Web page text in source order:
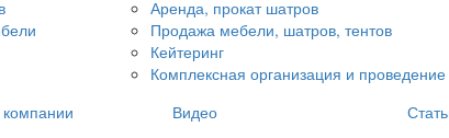
Аренда, прокат шатров
Продажа мебели, шатров, тентов
Кейтеринг
Комплексная организация и
Видео